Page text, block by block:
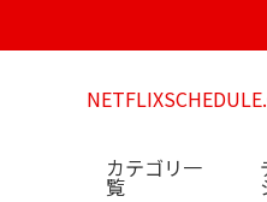
カテゴリ一
覧